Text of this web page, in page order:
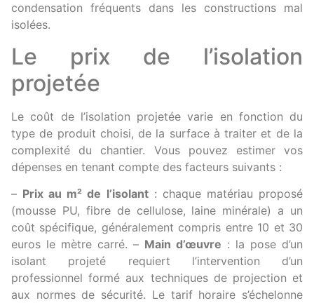
condensation fréquents dans les constructions mal
isolées.
Le prix de l’isolation
projetée
Le coût de l’isolation projetée varie en fonction du
type de produit choisi, de la surface à traiter et de la
complexité du chantier. Vous pouvez estimer vos
dépenses en tenant compte des facteurs suivants :
– Prix au m² de l’isolant: chaque matériau proposé
(mousse PU, fibre de cellulose, laine minérale) a un
coût spécifique, généralement compris entre 10 et 30
euros le mètre carré. – Main d’œuvre : la pose d’un
isolant projeté requiert l’intervention d’un
professionnel formé aux techniques de projection et
aux normes de sécurité. Le tarif horaire s’échelonne